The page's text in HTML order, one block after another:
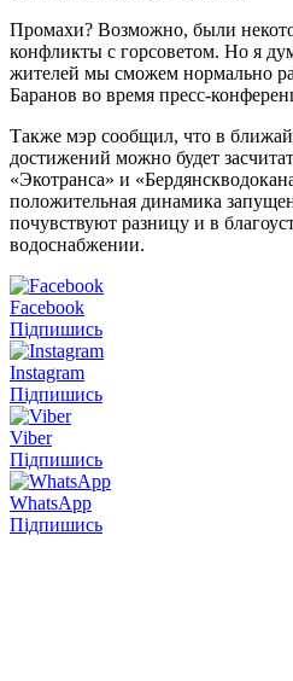
Промахи? Возможно, были
конфликты с горсоветом. Но я
жителей мы сможем нормально
Баранов во время пресс-
Также мэр сообщил, что в
достижений можно будет
«Экотранса» и
положительная динамика
почувствуют разницу и в
водоснабжении.
Facebook
Підпишись
Instagram
Підпишись
Viber
Підпишись
WhatsApp
Підпишись